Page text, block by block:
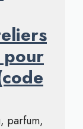
parfum,